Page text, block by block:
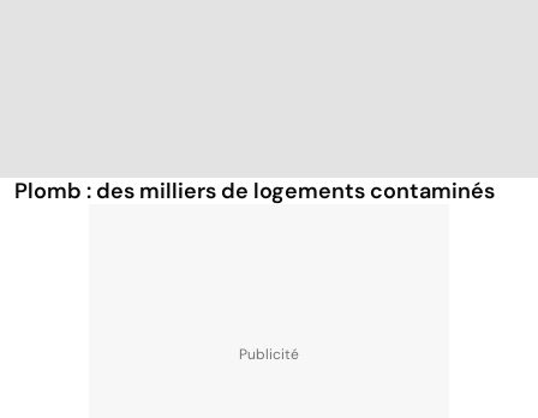
Plomb : des milliers de logements contaminés